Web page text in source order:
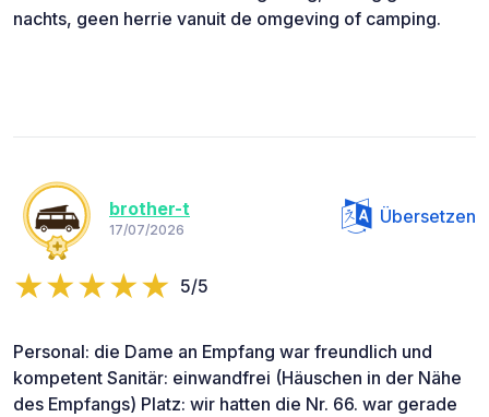
nachts, geen herrie vanuit de omgeving of camping.
brother-t
17/07/2026
Übersetzen
5/5
Personal: die Dame an Empfang war freundlich und
kompetent Sanitär: einwandfrei (Häuschen in der Nähe
des Empfangs) Platz: wir hatten die Nr. 66. war gerade